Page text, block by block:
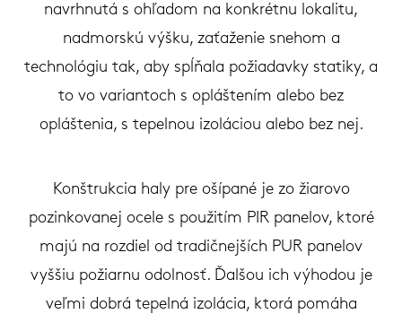
navrhnutá s ohľadom na konkrétnu lokalitu,
nadmorskú výšku, zaťaženie snehom a
technológiu tak, aby spĺňala požiadavky statiky, a
to vo variantoch s opláštením alebo bez
opláštenia, s tepelnou izoláciou alebo bez nej.
Konštrukcia haly pre ošípané je zo žiarovo
pozinkovanej ocele s použitím PIR panelov, ktoré
majú na rozdiel od tradičnejších PUR panelov
vyššiu požiarnu odolnosť. Ďalšou ich výhodou je
veľmi dobrá tepelná izolácia, ktorá pomáha